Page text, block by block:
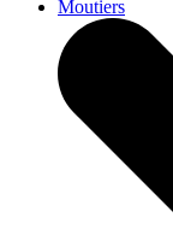
Moutiers